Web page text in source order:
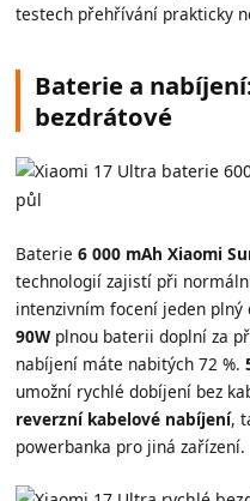
testech přehřívání prakticky
Baterie a
bezdrátové
Baterie6 000 mAh Xiaomi
technologií zajistí při
intenzivním focení jeden plný
90W plnou baterii doplní za
nabíjení máte nabitých 72 %.
umožní rychlé dobíjení bez
reverzní kabelové nabíjení,
powerbanka pro jiná zařízení.